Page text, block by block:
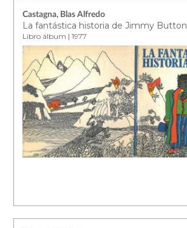
Castagna, Blas Alfredo
La fantástica historia de Jimmy Button
Libro álbum | 1977